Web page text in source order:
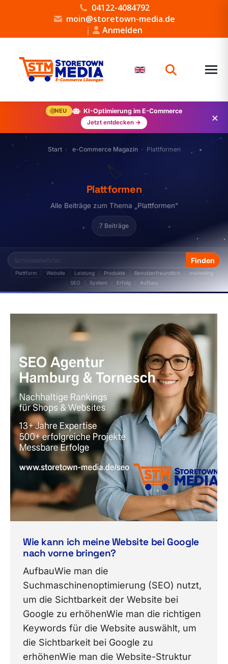
04122-4084792
moin@storetown-media.de
|
Anmelden
NEU KI-Optimierung im E-Commerce
Jetzt entdecken → ×
Start e-Commerce Magazin Plattformen
🏷️
Plattformen
Alle Beiträge zum Thema „Plattformen"
7 Beiträge
Plattform Website Leistung Produkte Benutzerfreundlich
marketing
SEO
System Erfolg Aufbau
Wie kann ich meine Website bei Google
nach vorne bringen?
AufbauWie man die
Suchmaschinenoptimierung (SEO) nutzt,
um die Sichtbarkeit der Website bei
Google zu erhöhenWie man die richtigen
Keywords für die Website auswählt, um
die Sichtbarkeit bei Google zu
erhöhenWie man die Website-Struktur